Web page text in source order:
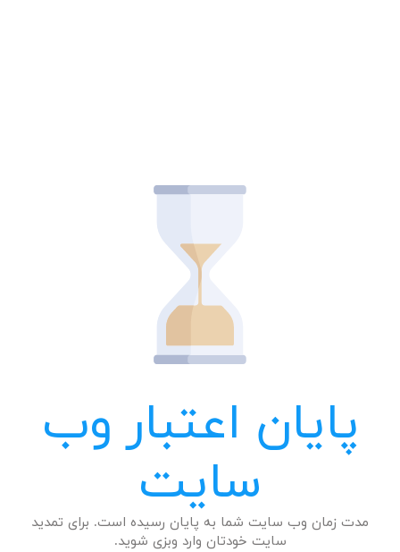
پایان اعتبار وب
سایت
مدت زمان وب سایت شما به پایان رسیده است. برای تمدید
سایت خودتان وارد وبزی شوید.